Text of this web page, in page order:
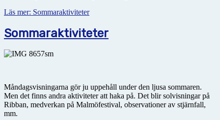
Läs mer: Sommaraktiviteter
Sommaraktiviteter
Måndagsvisningarna gör ju uppehåll under den ljusa sommaren.
Men det finns andra aktiviteter att haka på. Det blir solvisningar på
Ribban, medverkan på Malmöfestival, observationer av stjärnfall,
mm.